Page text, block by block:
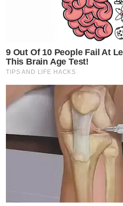
9 Out Of 10 People Fail At
This Brain Age Test!
TIPS AND LIFE HACKS